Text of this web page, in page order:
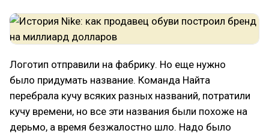
Логотип отправили на фабрику. Но еще нужно
было придумать название. Команда Найта
перебрала кучу всяких разных названий, потратили
кучу времени, но все эти названия были похоже на
дерьмо, а время безжалостно шло. Надо было